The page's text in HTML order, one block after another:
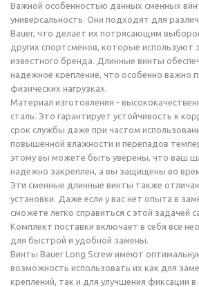
Важной особенностью данных сменных
универсальность. Они подходят для
Bauer, что делает их потрясающим
других спортсменов, которые используют
известного бренда. Длинные винты
надежное крепление, что особенно важно
физических нагрузках.
Материал изготовления -
сталь. Это гарантирует устойчивость к
срок службы даже при частом
повышенной влажности и перепадов
этому вы можете быть уверены, что ваш
надежно закреплен, а вы защищены во
Эти сменные длинные винты также
установки. Даже если у вас нет опыта в
сможете легко справиться с этой задачей
Комплект поставки включает в себя все
для быстрой и удобной замены.
Винты Bauer Long Screw имеют
возможность использовать их как для
креплений, так и для улучшения фиксации в